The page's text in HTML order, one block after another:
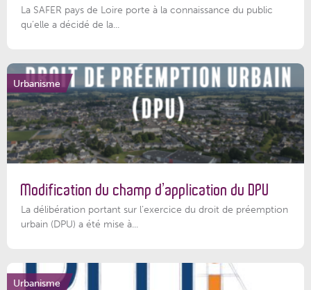
La SAFER pays de Loire porte à la connaissance du public
qu’elle a décidé de la...
Urbanisme
Modification du champ d’application du DPU
La délibération portant sur l’exercice du droit de préemption
urbain (DPU) a été mise à...
Urbanisme